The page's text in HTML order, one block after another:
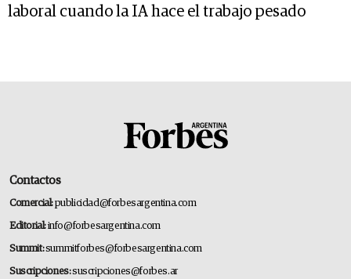
laboral cuando la IA hace el trabajo pesado
Contactos
Comercial:publicidad@forbesargentina.com
Editorial:info@forbesargentina.com
Summit:summitforbes@forbesargentina.com
Suscripciones:suscripciones@forbes.ar